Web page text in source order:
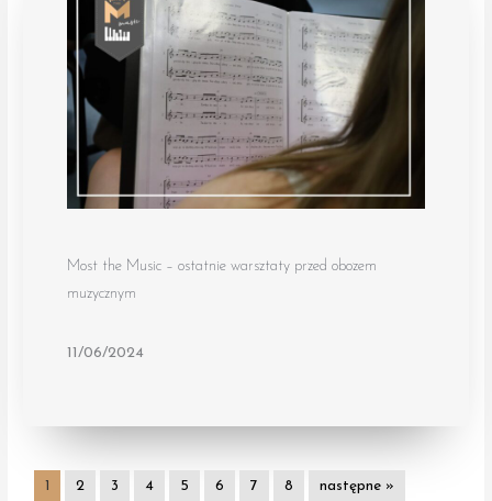
Most the Music – ostatnie warsztaty przed obozem
muzycznym
11/06/2024
1 2 3 4 5 6 7 8 następne »